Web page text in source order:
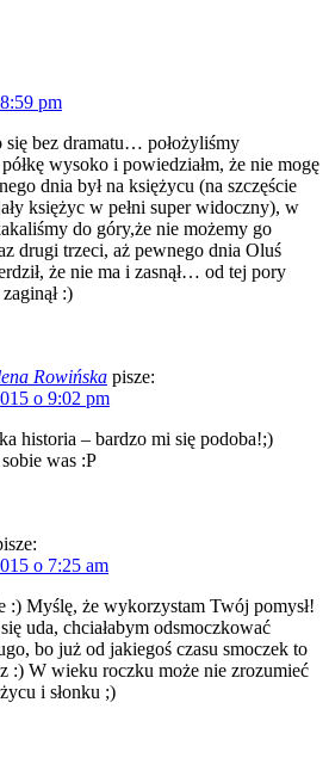
pm
się bez dramatu… położyliśmy
wysoko i powiedziałm, że nie mogę
dnia był na księżycu (na szczęście
księżyc w pełni super widoczny), w
do góry,że nie możemy go
drugi trzeci, aż pewnego dnia Oluś
że nie ma i zasnął… od tej pory
:)
Rowińska pisze:
o 9:02 pm
historia – bardzo mi się podoba!;)
was :P
o 7:25 am
:) Myślę, że wykorzystam Twój pomysł!
uda, chciałabym odsmoczkować
bo już od jakiegoś czasu smoczek to
:) W wieku roczku może nie zrozumieć
i słonku ;)